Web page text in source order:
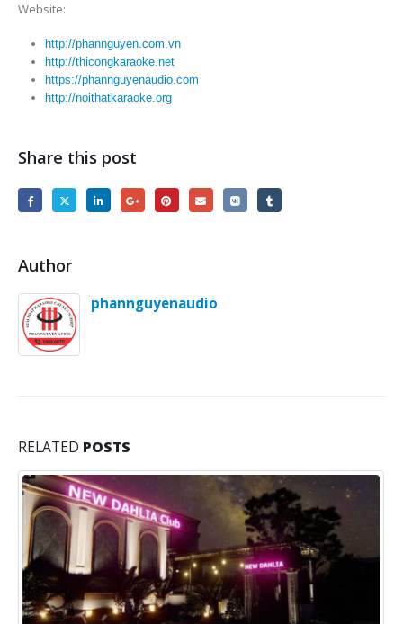
Website:
http://phannguyen.com.vn
http://thicongkaraoke.net
https://phannguyenaudio.com
http://noithatkaraoke.org
Share this post
Author
phannguyenaudio
RELATED POSTS